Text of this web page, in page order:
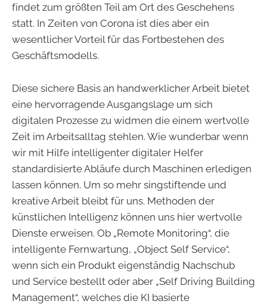
findet zum größten Teil am Ort des Geschehens
statt. In Zeiten von Corona ist dies aber ein
wesentlicher Vorteil für das Fortbestehen des
Geschäftsmodells.
Diese sichere Basis an handwerklicher Arbeit bietet
eine hervorragende Ausgangslage um sich
digitalen Prozesse zu widmen die einem wertvolle
Zeit im Arbeitsalltag stehlen. Wie wunderbar wenn
wir mit Hilfe intelligenter digitaler Helfer
standardisierte Abläufe durch Maschinen erledigen
lassen können. Um so mehr singstiftende und
kreative Arbeit bleibt für uns. Methoden der
künstlichen Intelligenz können uns hier wertvolle
Dienste erweisen. Ob „Remote Monitoring“, die
intelligente Fernwartung, „Object Self Service“,
wenn sich ein Produkt eigenständig Nachschub
und Service bestellt oder aber „Self Driving Building
Management“, welches die KI basierte